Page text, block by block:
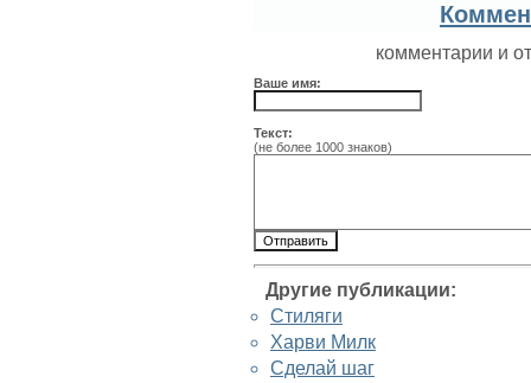
комментарии и
Ваше имя:
Текст:
(не более 1000 знаков)
Другие публикации:
Стиляги
Харви Милк
Сделай шаг